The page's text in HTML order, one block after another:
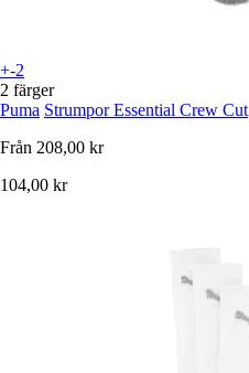
+-2
2 färger
Puma Strumpor Essential Crew Cut
Från 208,00 kr
104,00 kr